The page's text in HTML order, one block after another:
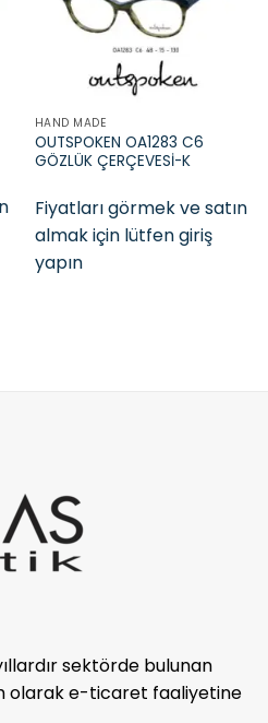
HAND MADE
OUTSPOKEN OA1283 C6
GÖZLÜK ÇERÇEVESİ-K
Fiyatları görmek ve satın
almak için lütfen giriş
yapın
sektörde bulunan
olarak e-ticaret faaliyetine